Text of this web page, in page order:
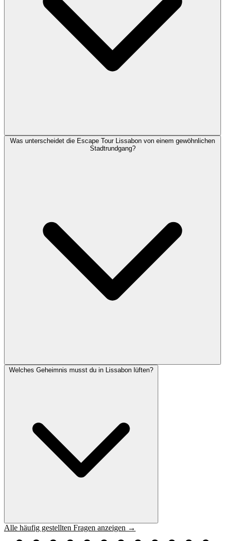
Was unterscheidet die Escape Tour Lissabon von einem gewöhnlichen
Stadtrundgang?
Welches Geheimnis musst du in Lissabon lüften?
Alle häufig gestellten Fragen anzeigen →